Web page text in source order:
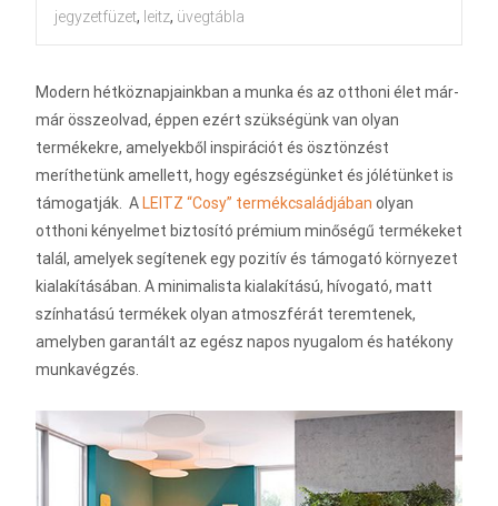
jegyzetfüzet, leitz, üvegtábla
Modern hétköznapjainkban a munka és az otthoni élet már-
már összeolvad, éppen ezért szükségünk van olyan
termékekre, amelyekből inspirációt és ösztönzést
meríthetünk amellett, hogy egészségünket és jólétünket is
támogatják. A LEITZ “Cosy” termékcsaládjában olyan
otthoni kényelmet biztosító prémium minőségű termékeket
talál, amelyek segítenek egy pozitív és támogató környezet
kialakításában. A minimalista kialakítású, hívogató, matt
színhatású termékek olyan atmoszférát teremtenek,
amelyben garantált az egész napos nyugalom és hatékony
munkavégzés.